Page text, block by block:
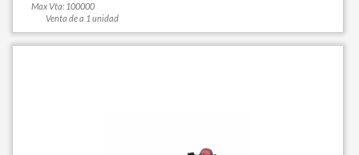
Max Vta: 100000
Venta de a 1 unidad